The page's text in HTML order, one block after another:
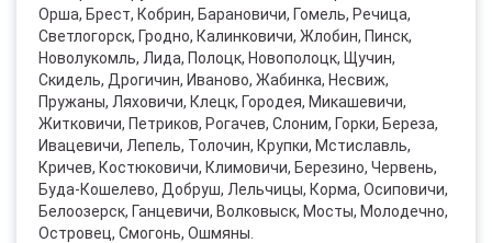
Орша, Брест, Кобрин, Барановичи, Гомель, Речица,
Светлогорск, Гродно, Калинковичи, Жлобин, Пинск,
Новолукомль, Лида, Полоцк, Новополоцк, Щучин,
Скидель, Дрогичин, Иваново, Жабинка, Несвиж,
Пружаны, Ляховичи, Клецк, Городея, Микашевичи,
Житковичи, Петриков, Рогачев, Слоним, Горки, Береза,
Ивацевичи, Лепель, Толочин, Крупки, Мстиславль,
Кричев, Костюковичи, Климовичи, Березино, Червень,
Буда-Кошелево, Добруш, Лельчицы, Корма, Осиповичи,
Белоозерск, Ганцевичи, Волковыск, Мосты, Молодечно,
Островец, Смогонь, Ошмяны.